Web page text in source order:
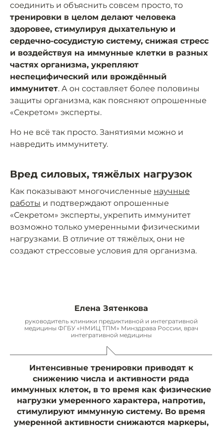
соединить и объяснить совсем просто, то
тренировки в целом делают человека
здоровее, стимулируя дыхательную и
сердечно-сосудистую систему, снижая стресс
и воздействуя на иммунные клетки в разных
частях организма, укрепляют
неспецифический или врождённый
иммунитет. А он составляет более половины
защиты организма, как поясняют опрошенные
«Секретом» эксперты.
Но не всё так просто. Занятиями можно и
навредить иммунитету.
Вред силовых, тяжёлых нагрузок
Как показывают многочисленные научные
работы и подтверждают опрошенные
«Секретом» эксперты, укрепить иммунитет
возможно только умеренными физическими
нагрузками. В отличие от тяжёлых, они не
создают стрессовые условия для организма.
Елена Зятенкова
руководитель клиники предиктивной и интегративной
медицины ФГБУ «НМИЦ ТПМ» Минздрава России, врач
интегративной медицины
Интенсивные тренировки приводят к
снижению числа и активности ряда
иммунных клеток, в то время как физические
нагрузки умеренного характера, напротив,
стимулируют иммунную систему. Во время
умеренной активности снижаются маркеры,